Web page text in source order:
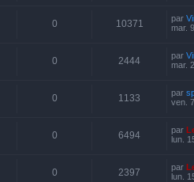
0 10371 par
mar.
0 2444 par
mar.
0 1133 par
ven.
0 6494 par
lun.
0 2397 par
lun.